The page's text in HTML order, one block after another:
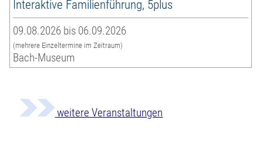
Interaktive Familienführung, 5plus
09.08.2026 bis 06.09.2026
(mehrere Einzeltermine im Zeitraum)
Bach-Museum
weitere Veranstaltungen